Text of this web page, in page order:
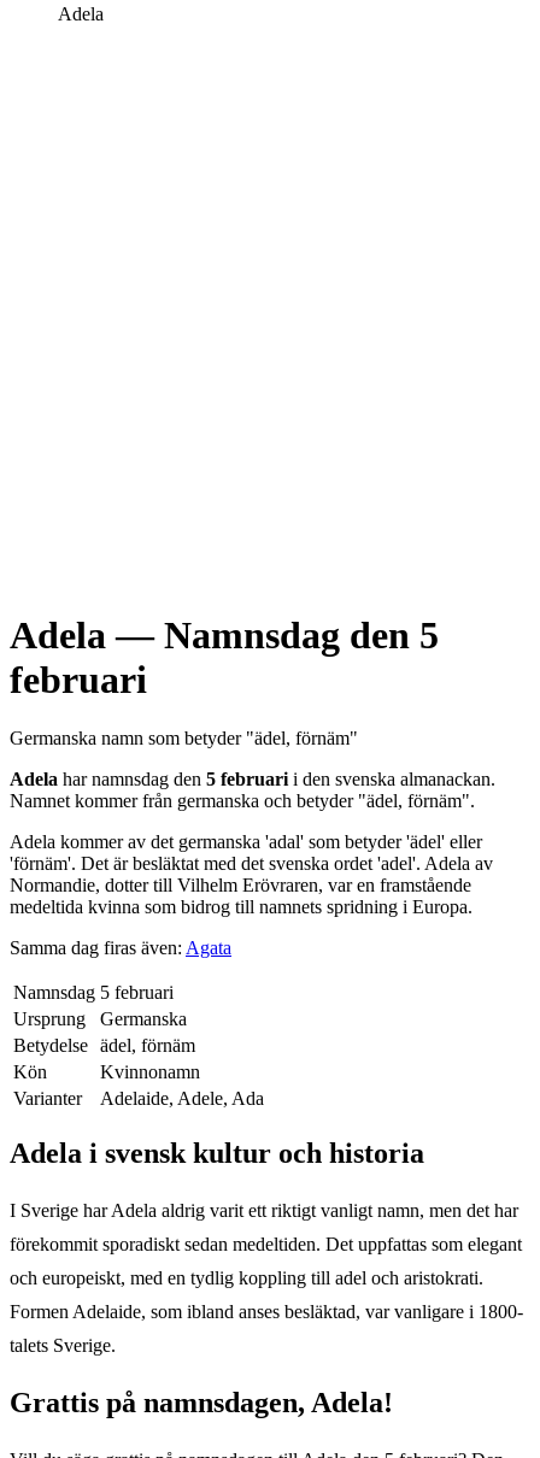
Adela
Adela — Namnsdag den 5
februari
Germanska namn som betyder "ädel, förnäm"
Adela har namnsdag den 5 februarii den svenska almanackan.
Namnet kommer från germanska och betyder "ädel, förnäm".
Adela kommer av det germanska 'adal' som betyder 'ädel' eller
'förnäm'. Det är besläktat med det svenska ordet 'adel'. Adela av
Normandie, dotter till Vilhelm Erövraren, var en framstående
medeltida kvinna som bidrog till namnets spridning i Europa.
Samma dag firas även: Agata
Namnsdag 5 februari
Ursprung
Germanska
Betydelse ädel, förnäm
Kön
Kvinnonamn
Varianter
Adelaide, Adele, Ada
Adela i svensk kultur och historia
I Sverige har Adela aldrig varit ett riktigt vanligt namn, men det har
förekommit sporadiskt sedan medeltiden. Det uppfattas som elegant
och europeiskt, med en tydlig koppling till adel och aristokrati.
Formen Adelaide, som ibland anses besläktad, var vanligare i 1800-
talets Sverige.
Grattis på namnsdagen, Adela!